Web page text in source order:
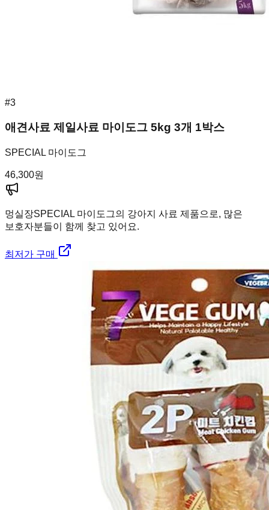
#3
애견사료 제일사료 마이도그 5kg 3개 1박스
SPECIAL 마이도그
46,300원
멍실장SPECIAL 마이도그의 강아지 사료 제품으로, 많은
보호자분들이 함께 찾고 있어요.
최저가 구매